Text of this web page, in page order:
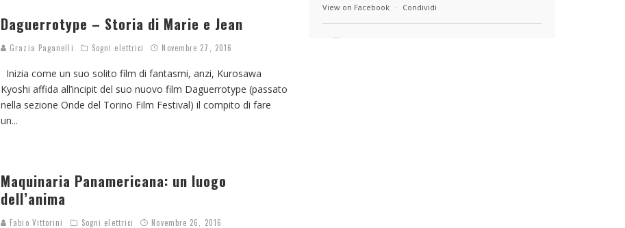
Daguerrotype – Storia di Marie e Jean
Grazia Paganelli Sogni elettrici Novembre 27, 2016
Inizia come un suo solito film di fantasmi, anzi, Kurosawa
Kyoshi affida all’incipit del suo nuovo film Daguerrotype (passato
nella sezione Onde del Torino Film Festival) il compito di fare
un...
Maquinaria Panamericana: un luogo
dell’anima
Fabio Vittorini Sogni elettrici Novembre 26, 2016
View on Facebook · Condividi